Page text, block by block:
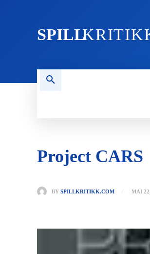
SPILL
Project CARS
BY SPILLKRITIKK.COM MAI